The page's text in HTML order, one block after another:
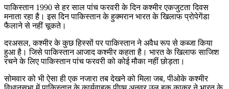
पाकिस्तान 1990 से हर साल पांच फरवरी के दिन कश्मीर एकजुटता दिवस
मनाता रहा है। इस दिन पाकिस्तान के हुक्मरान भारत के खिलाफ प्रोपेगेंडा
फैलाने से नहीं चूकते।
दरअसल, कश्मीर के कुछ हिस्सों पर पाकिस्तान ने अवैध रूप से कब्जा किया
हुआ है। जिसे पाकिस्तान आजाद कश्मीर कहता है। भारत के खिलाफ साजिश
रचने के लिए पाकिस्तान पांच फरवरी को कोई मौका नहीं छोड़ता।
सोमवार को भी ऐसा ही एक नजारा तब देखने को मिला जब, पीओके कश्मीर